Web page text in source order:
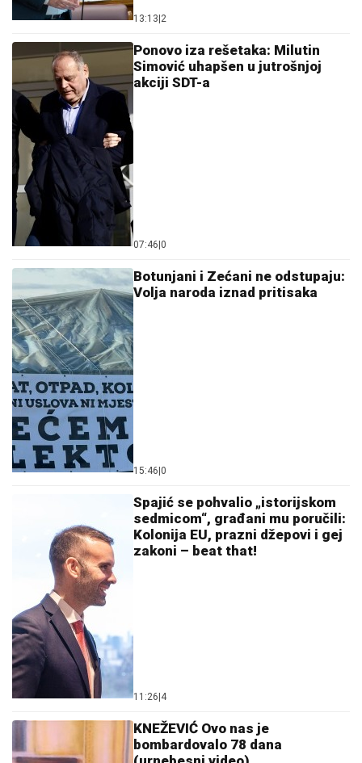
13:13 2
Ponovo iza rešetaka: Milutin
Simović uhapšen u jutrošnjoj
akciji SDT-a
07:46 0
Botunjani i Zećani ne odstupaju:
Volja naroda iznad pritisaka
15:46 0
Spajić se pohvalio „istorijskom
sedmicom“, građani mu poručili:
Kolonija EU, prazni džepovi i gej
zakoni – beat that!
11:26 4
KNEŽEVIĆ Ovo nas je
bombardovalo 78 dana